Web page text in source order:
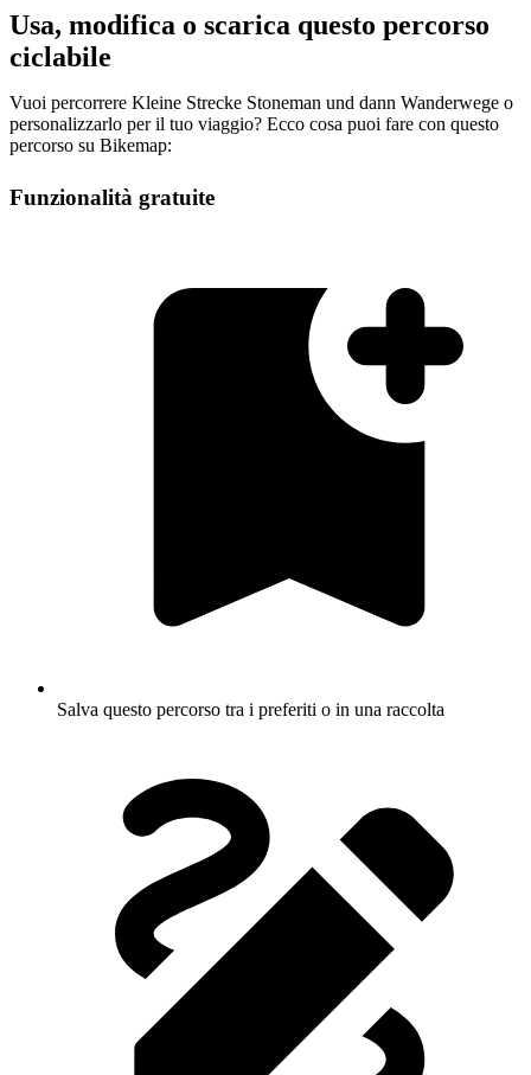
Usa, modifica o scarica questo percorso
ciclabile
Vuoi percorrere Kleine Strecke Stoneman und dann Wanderwege o
personalizzarlo per il tuo viaggio? Ecco cosa puoi fare con questo
percorso su Bikemap:
Funzionalità gratuite
Salva questo percorso tra i preferiti o in una raccolta